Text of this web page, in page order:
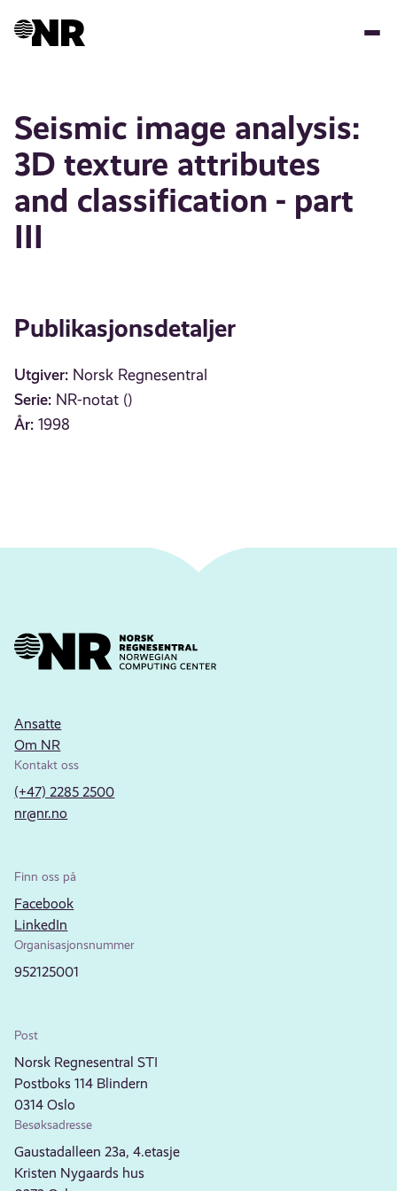
Seismic image analysis:
3D texture attributes
and classification - part
III
Publikasjonsdetaljer
Utgiver: Norsk Regnesentral
Serie: NR-notat ()
År: 1998
Ansatte
Om NR
Kontakt oss
(+47) 2285 2500
nr@nr.no
Finn oss på
Facebook
LinkedIn
Organisasjonsnummer
952125001
Post
Norsk Regnesentral STI
Postboks 114 Blindern
0314 Oslo
Besøksadresse
Gaustadalleen 23a, 4.etasje
Kristen Nygaards hus